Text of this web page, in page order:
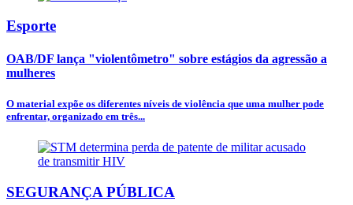
Esporte
OAB/DF lança "violentômetro" sobre estágios da agressão a
mulheres
O material expõe os diferentes níveis de violência que uma mulher pode
enfrentar, organizado em três...
SEGURANÇA PÚBLICA